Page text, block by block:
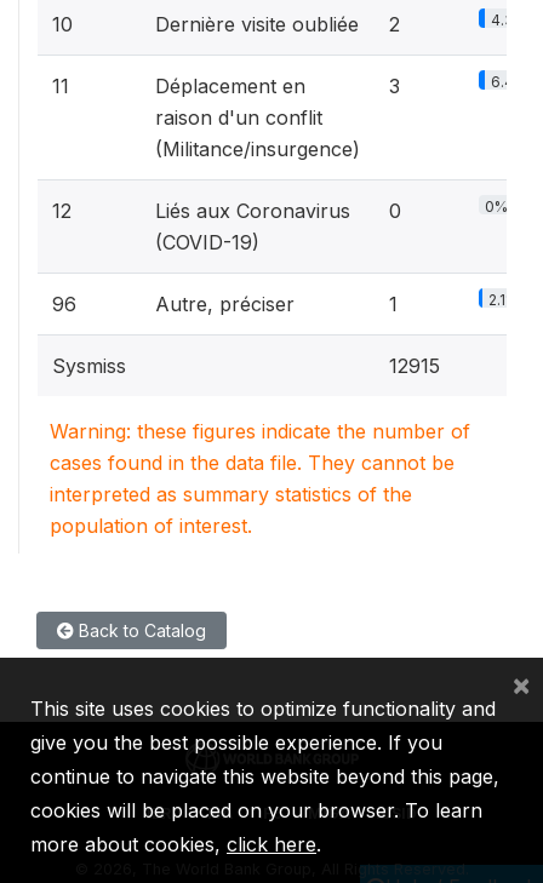
10 Dernière visite oubliée 2 4.3%
11
Déplacement en
raison d'un conflit
(Militance/insurgence)
3 6.4%
12
Liés aux Coronavirus
(COVID-19)
0 0%
96 Autre, préciser 1 2.1%
Sysmiss 12915
Warning: these figures indicate the number of
cases found in the data file. They cannot be
interpreted as summary statistics of the
population of interest.
Back to Catalog
IBRD IDA IFC MIGA ICSID
2026, The World Bank Group, All Rights Reserved.
This site uses cookies to optimize functionality and
give you the best possible experience. If you
continue to navigate this website beyond this page,
cookies will be placed on your browser. To learn
more about cookies, click here.
×